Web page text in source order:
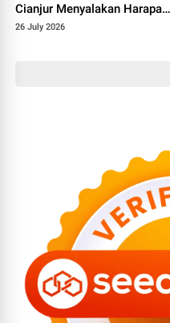
Cianjur Menyalakan Harapan
Keluarga
26 July 2026